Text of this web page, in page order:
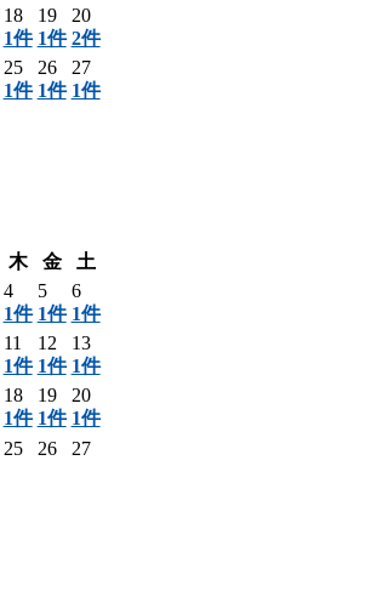
18
1件
19
1件
20
2件
25
1件
26
1件
27
1件
木 金
土
4
1件
5
1件
6
1件
11
1件
12
1件
13
1件
18
1件
19
1件
20
1件
25 26 27